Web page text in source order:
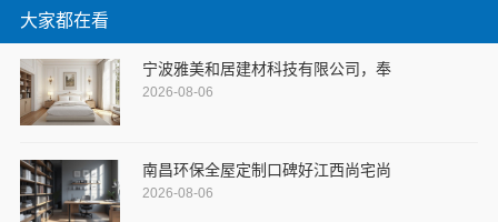
大家都在看
宁波雅美和居建材科技有限公司，奉
2026-08-06
南昌环保全屋定制口碑好江西尚宅尚
2026-08-06